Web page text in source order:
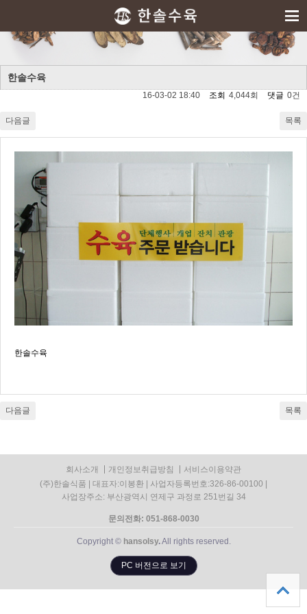
한솔수육
16-03-02 18:40 조회 4,044회 댓글 0건
다음글 목록
한솔수육
다음글 목록
회사소개 개인정보취급방침
서비스이용약관
(주)한솔식품 | 대표자:이봉환 | 사업자등록번호:326-86-00100 |
사업장주소: 부산광역시 연제구 과정로 251번길 34
문의전화: 051-868-0030
Copyright © hansolsy.All rights reserved.
PC 버전으로 보기